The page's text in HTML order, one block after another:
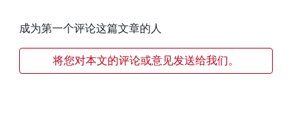
成为第一个评论这篇文章的人
将您对本文的评论或意见发送给我们。